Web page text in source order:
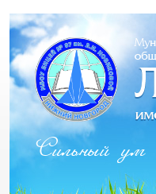
Сильный ум